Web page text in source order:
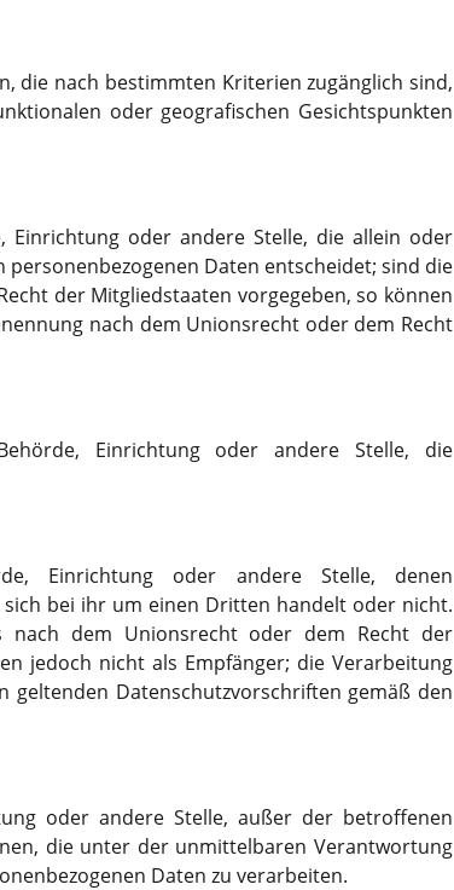
die nach bestimmten Kriterien zugänglich sind,
oder geografischen Gesichtspunkten
Einrichtung oder andere Stelle, die allein oder
Daten entscheidet; sind die
der Mitgliedstaaten vorgegeben, so können
nach dem Unionsrecht oder dem Recht
Einrichtung oder andere Stelle, die
Einrichtung oder andere Stelle, denen
bei ihr um einen Dritten handelt oder nicht.
nach dem Unionsrecht oder dem Recht der
jedoch nicht als Empfänger; die Verarbeitung
Datenschutzvorschriften gemäß den
oder andere Stelle, außer der betroffenen
die unter der unmittelbaren Verantwortung
Daten zu verarbeiten.